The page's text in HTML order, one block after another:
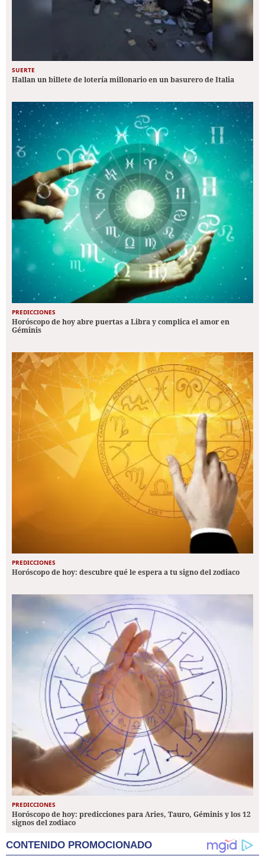
SUERTE
Hallan un billete de lotería millonario en un basurero de Italia
PREDICCIONES
Horóscopo de hoy abre puertas a Libra y complica el amor en
Géminis
PREDICCIONES
Horóscopo de hoy: descubre qué le espera a tu signo del zodiaco
PREDICCIONES
Horóscopo de hoy: predicciones para Aries, Tauro, Géminis y los 12
signos del zodiaco
CONTENIDO PROMOCIONADO